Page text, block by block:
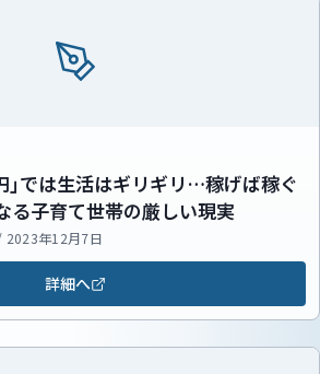
｣では生活はギリギリ…稼げば稼ぐ
る子育て世帯の厳しい現実
2023年12月7日
詳細へ